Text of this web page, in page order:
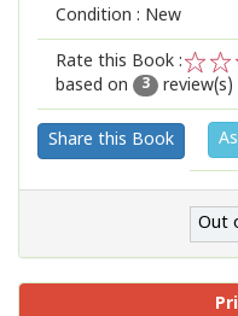
Condition : New
Rate this Book :
2
1
based on
3 review(s)
Share this Book
Out